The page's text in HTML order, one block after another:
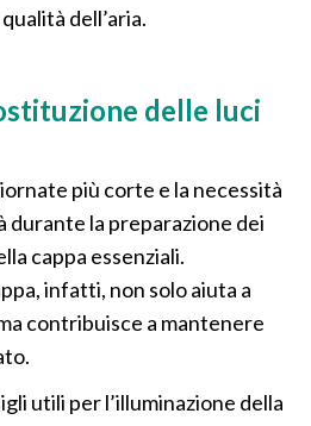
dell’aria.
delle luci
più corte e la necessità
durante la preparazione dei
cappa essenziali.
infatti, non solo aiuta a
contribuisce a mantenere
utili per l’illuminazione della